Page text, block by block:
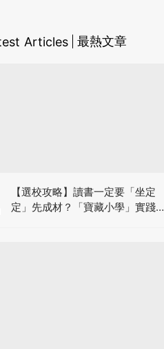
Articles 最熱文章
【選校攻略】讀書一定要「坐定
定」先成材？「寶藏小學」實踐動